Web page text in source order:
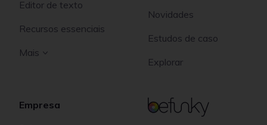
BeFunky
Editor de texto
Recursos essenciais
Mais
Novidades
Estudos de caso
Explorar
Empresa